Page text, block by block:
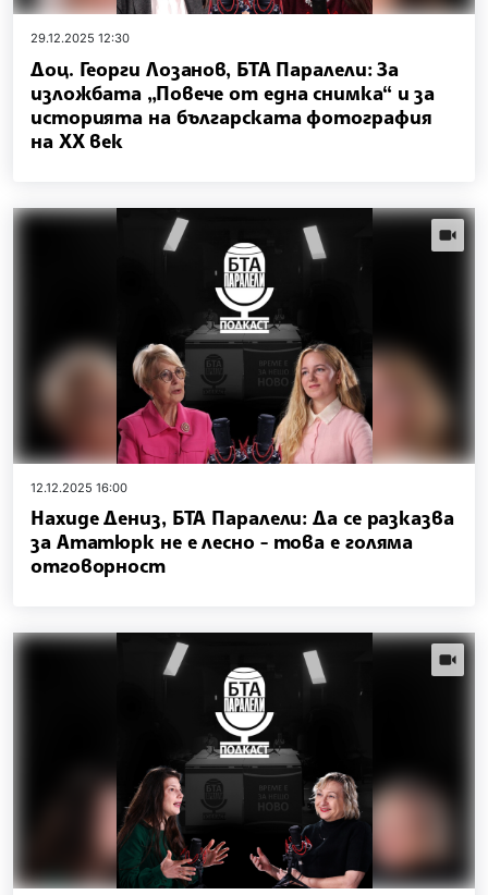
29.12.2025 12:30
Доц. Георги Лозанов, БТА Паралели: За
изложбата „Повече от една снимка“ и за
историята на българската фотография
на ХХ век
12.12.2025 16:00
Нахиде Дениз, БТА Паралели: Да се разказва
за Ататюрк не е лесно - това е голяма
отговорност